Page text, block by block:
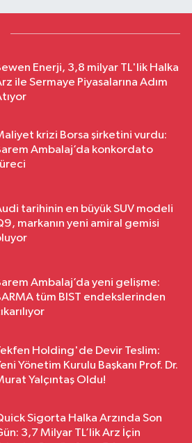
Enerji, 3,8 milyar TL'lik Halka
ile Sermaye Piyasalarına Adım
krizi Borsa şirketini vurdu:
Ambalaj’da konkordato
tarihinin en büyük SUV modeli
markanın yeni amiral gemisi
Ambalaj’da yeni gelişme:
tüm BIST endekslerinden
Holding'de Devir Teslim:
Yönetim Kurulu Başkanı Prof. Dr.
Yalçıntaş Oldu!
Sigorta Halka Arzında Son
3,7 Milyar TL’lik Arz İçin